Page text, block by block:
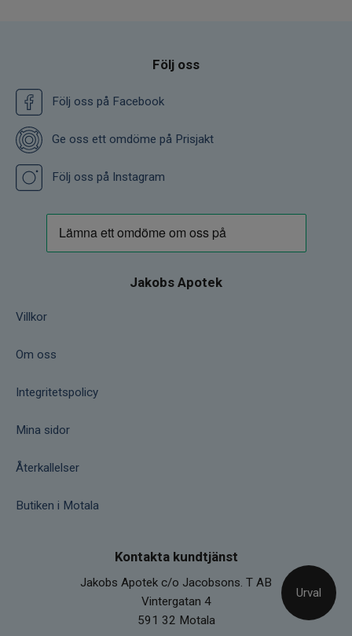
Urval
Följ oss
Följ oss på Facebook
Ge oss ett omdöme på Prisjakt
Följ oss på Instagram
Jakobs Apotek
Villkor
Om oss
Integritetspolicy
Mina sidor
Återkallelser
Butiken i Motala
Kontakta kundtjänst
Jakobs Apotek c/o Jacobsons. T AB
Vintergatan 4
591 32 Motala